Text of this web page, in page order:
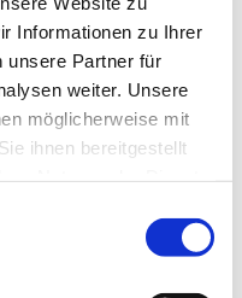
Informationen zu Ihrer
unsere Partner für
weiter. Unsere
möglicherweise mit
ihnen bereitgestellt